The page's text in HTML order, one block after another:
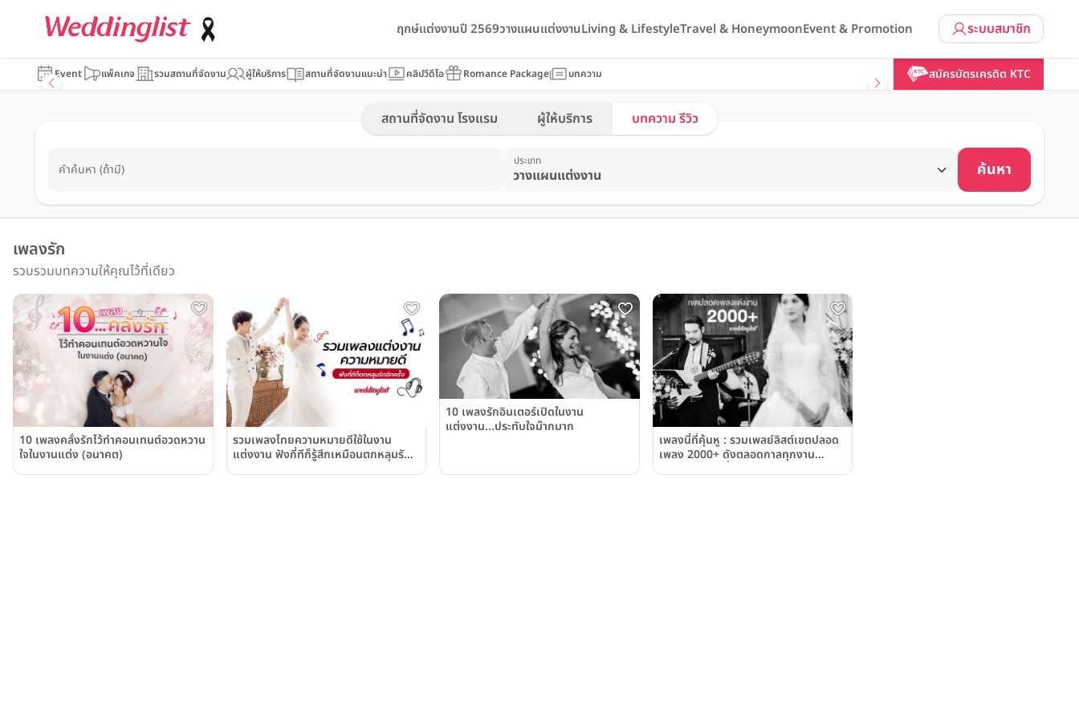
ระบบสมาชิก
ฤกษ์แต่งงานปี 2569วางแผนแต่งงานLiving & LifestyleTravel & HoneymoonEvent & Promotion
Event แพ็คเกจ รวมสถานที่จัดงาน ผู้ให้บริการ สถานที่จัดงานแนะนำ คลิปวีดีโอ Romance Package บทความ สมัครบัตรเครดิต KTC
สถานที่จัดงาน โรงแรม ผู้ให้บริการ บทความ รีวิว
คำค้นหา (ถ้ามี)
ประเภท ค้นหา
เพลงรัก
รวบรวมบทความให้คุณไว้ที่เดียว
10 เพลงคลั่งรักไว้ทำคอนเทนต์อวดหวาน
ใจในงานแต่ง (อนาคต)
รวมเพลงไทยความหมายดีใช้ในงาน
แต่งงาน ฟังกี่ทีก็รู้สึกเหมือนตกหลุมรัก
10 เพลงรักอินเตอร์เปิดในงาน
แต่งงาน...ประทับใจม๊ากมาก
เพลงนี้ที่คุ้นหู : รวมเพลย์ลิสต์เขตปลอด
เพลง 2000+ ดังตลอดกาลทุกงาน